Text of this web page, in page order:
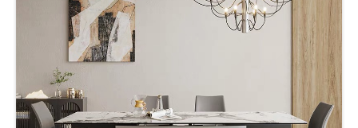
を
切
り